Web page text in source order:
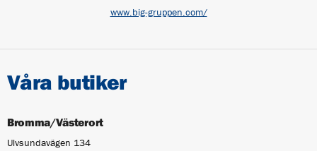
www.big-gruppen.com/
Våra butiker
Bromma/Västerort
Ulvsundavägen 134